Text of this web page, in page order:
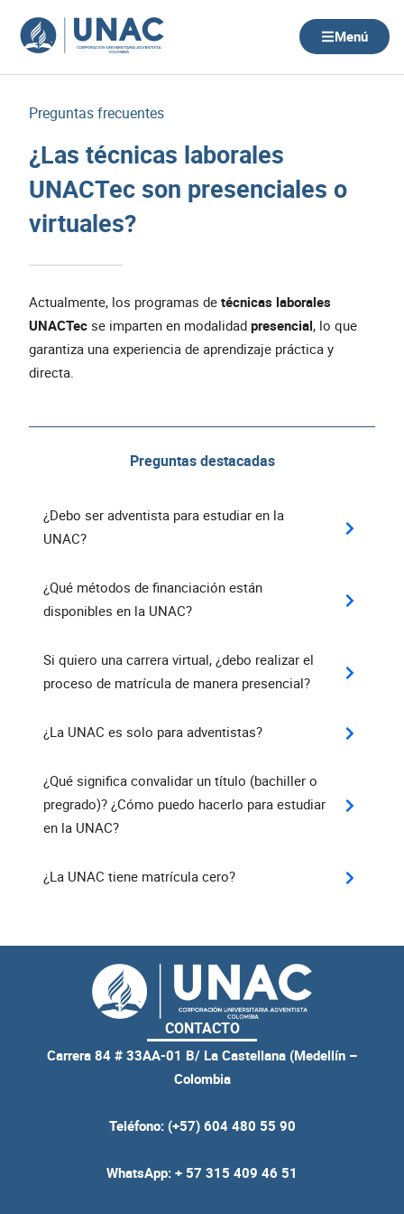
contenido
Menú
Preguntas frecuentes
¿Las técnicas laborales
UNACTec son presenciales o
virtuales?
Actualmente, los programas de técnicas laborales
UNACTec se imparten en modalidad presencial, lo que
garantiza una experiencia de aprendizaje práctica y
directa.
Preguntas destacadas
¿Debo ser adventista para estudiar en la
UNAC?
¿Qué métodos de financiación están
disponibles en la UNAC?
Si quiero una carrera virtual, ¿debo realizar el
proceso de matrícula de manera presencial?
¿La UNAC es solo para adventistas?
¿Qué significa convalidar un título (bachiller o
pregrado)? ¿Cómo puedo hacerlo para estudiar
en la UNAC?
¿La UNAC tiene matrícula cero?
CONTACTO
Carrera 84 # 33AA-01 B/ La Castellana (Medellín –
Colombia
Teléfono: (+57) 604 480 55 90
WhatsApp: + 57 315 409 46 51